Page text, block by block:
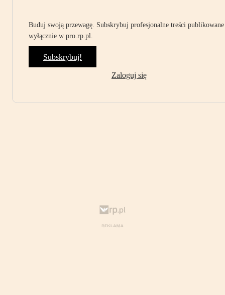
Buduj swoją przewagę. Subskrybuj profesjonalne treści publikowane
wyłącznie w pro.rp.pl.
Subskrybuj!
Zaloguj się